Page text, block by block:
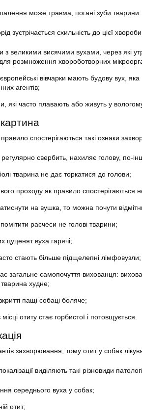
може травма, погані зуби тварини.
зустрічається схильність до цієї
з великими висячими вухами, через які
розмноження хвороботворних
вівчарки мають будову вух,
агентів;
які часто плавають або живуть у вологому
картина
спостерігаються такі ознаки
свербить, нахиляє голову, по-
тварина не дає торкатися до голови;
проходу як правило спостерігаються
на вушка, то можна почути
расчеси не голові тварини;
цуценят вуха гарячі;
стають більше підщелепні лімфовузли;
загальне самопочуття вихованця:
худне;
пащі собаці боляче;
місці отиту стає горбистої і потовщується.
захворювання, тому отит у собак
виділяють такі різновиди
середнього вуха у собак;
отит;